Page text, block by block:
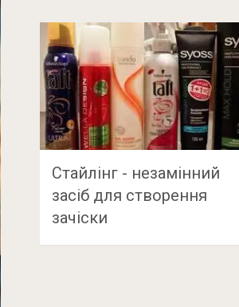
Стайлінг - незамінний
засіб для створення
зачіски